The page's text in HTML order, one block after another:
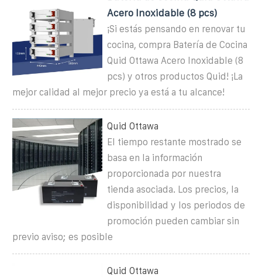
Acero Inoxidable (8 pcs)
¡Si estás pensando en renovar tu
cocina, compra Batería de Cocina
Quid Ottawa Acero Inoxidable (8
pcs) y otros productos Quid! ¡La
mejor calidad al mejor precio ya está a tu alcance!
Quid Ottawa
El tiempo restante mostrado se
basa en la información
proporcionada por nuestra
tienda asociada. Los precios, la
disponibilidad y los periodos de
promoción pueden cambiar sin
previo aviso; es posible
Quid Ottawa